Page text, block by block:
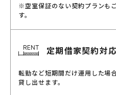
※空室保証のない契約プランも
す。
定期借家契約対応
転勤など短期間だけ運用した場
貸し出せます。